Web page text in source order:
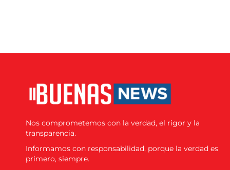
Nos comprometemos con la verdad, el rigor y la
transparencia.
Informamos con responsabilidad, porque la verdad es
primero, siempre.